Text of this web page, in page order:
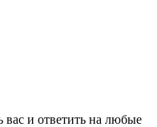
вас и ответить на любые